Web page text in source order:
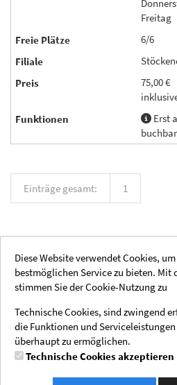
Freitag
6/6
75,00 €
Erst
Einträge gesamt: 1
Rechtliche Hinweise
Impressum
AGB
Datenschutzhinweise
Social Media
Instagram
Zahlmethoden
Diese Website verwendet Cookies,
bestmöglichen Service zu bieten. Mit
stimmen Sie der Cookie-Nutzung zu
Technische Cookies, sind zwingend
die Funktionen und
überhaupt zu ermöglichen.
Technische Cookies akzeptieren